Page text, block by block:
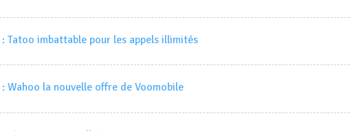
: Tatoo imbattable pour les appels illimités
: Wahoo la nouvelle offre de Voomobile